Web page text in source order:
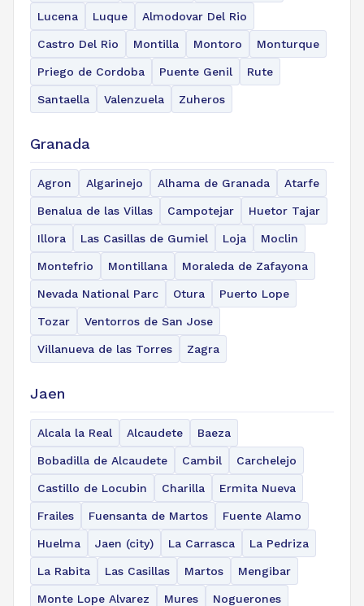
Lucena Luque Almodovar Del Rio
Castro Del Rio Montilla Montoro Monturque
Priego de Cordoba Puente Genil Rute
Santaella Valenzuela Zuheros
Granada
Agron Algarinejo Alhama de Granada Atarfe
Benalua de las Villas Campotejar Huetor Tajar
Illora Las Casillas de Gumiel Loja Moclin
Montefrio Montillana Moraleda de Zafayona
Nevada National Parc Otura Puerto Lope
Tozar Ventorros de San Jose
Villanueva de las Torres Zagra
Jaen
Alcala la Real Alcaudete Baeza
Bobadilla de Alcaudete Cambil Carchelejo
Castillo de Locubin Charilla Ermita Nueva
Frailes Fuensanta de Martos Fuente Alamo
Huelma Jaen (city) La Carrasca La Pedriza
La Rabita Las Casillas Martos Mengibar
Monte Lope Alvarez Mures Noguerones